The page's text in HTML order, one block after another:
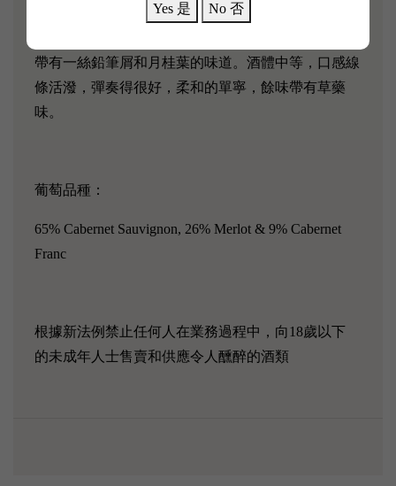
Yes 是 No 否
2017 年的Lacoste-Borie 呈現中度至深石榴紅色，散發
帶有一絲鉛筆屑和月桂葉的味道。酒體中等，口感線
條活潑，彈奏得很好，柔和的單寧，餘味帶有草藥
味。
葡萄品種：
65% Cabernet Sauvignon, 26% Merlot & 9% Cabernet
Franc
根據新法例禁止任何人在業務過程中，向18歲以下
的未成年人士售賣和供應令人醺醉的酒類